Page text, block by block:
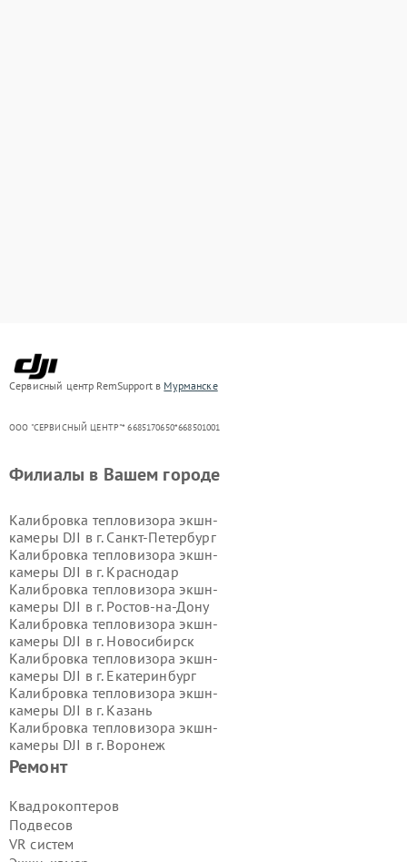
Сервисный центр RemSupport в Мурманске
ООО "СЕРВИСНЫЙ ЦЕНТР"* 6685170650*668501001
Ремонт
Квадрокоптеров
Подвесов
VR систем
Филиалы в Вашем городе
Калибровка тепловизора экшн-
камеры DJI в г. Санкт-Петербург
Калибровка тепловизора экшн-
камеры DJI в г. Краснодар
Калибровка тепловизора экшн-
камеры DJI в г. Ростов-на-Дону
Калибровка тепловизора экшн-
камеры DJI в г. Новосибирск
Калибровка тепловизора экшн-
камеры DJI в г. Екатеринбург
Калибровка тепловизора экшн-
камеры DJI в г. Казань
Калибровка тепловизора экшн-
камеры DJI в г. Воронеж
Калибровка тепловизора экшн-
Калибровка тепловизора экшн-
камеры DJI в г.Самара
Калибровка тепловизора экшн-
камеры DJI в г.